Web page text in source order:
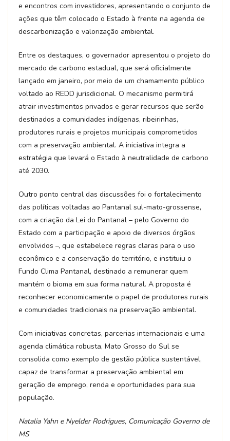
e encontros com investidores, apresentando o conjunto de
ações que têm colocado o Estado à frente na agenda de
descarbonização e valorização ambiental.
Entre os destaques, o governador apresentou o projeto do
mercado de carbono estadual, que será oficialmente
lançado em janeiro, por meio de um chamamento público
voltado ao REDD jurisdicional. O mecanismo permitirá
atrair investimentos privados e gerar recursos que serão
destinados a comunidades indígenas, ribeirinhas,
produtores rurais e projetos municipais comprometidos
com a preservação ambiental. A iniciativa integra a
estratégia que levará o Estado à neutralidade de carbono
até 2030.
Outro ponto central das discussões foi o fortalecimento
das políticas voltadas ao Pantanal sul-mato-grossense,
com a criação da Lei do Pantanal – pelo Governo do
Estado com a participação e apoio de diversos órgãos
envolvidos –, que estabelece regras claras para o uso
econômico e a conservação do território, e instituiu o
Fundo Clima Pantanal, destinado a remunerar quem
mantém o bioma em sua forma natural. A proposta é
reconhecer economicamente o papel de produtores rurais
e comunidades tradicionais na preservação ambiental.
Com iniciativas concretas, parcerias internacionais e uma
agenda climática robusta, Mato Grosso do Sul se
consolida como exemplo de gestão pública sustentável,
capaz de transformar a preservação ambiental em
geração de emprego, renda e oportunidades para sua
população.
Natalia Yahn e Nyelder Rodrigues, Comunicação Governo de
MS